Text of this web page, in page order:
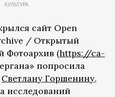
КУЛЬТУРА
сайт Open
/ Открытый
Фотоархив (https://ca-
попросила
Светлану Горшенину,
исследований